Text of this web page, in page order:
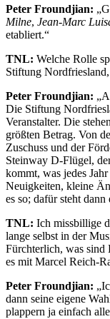
Peter Froundjian:
Milne, Jean-Marc
etabliert.“
TNL: Welche Rolle
Stiftung
Peter Froundjian:
Die Stiftung
Veranstalter. Die
größten Betrag. Von
Zuschuss und der
Steinway D-Flügel,
kommt, was jedes
Neuigkeiten, kleine
es so; dafür steht
TNL: Ich missbillige
lange selbst in der
Fürchterlich, was sind
es mit Marcel Reich-
Peter Froundjian:
dann seine eigene
plappern ja einfach